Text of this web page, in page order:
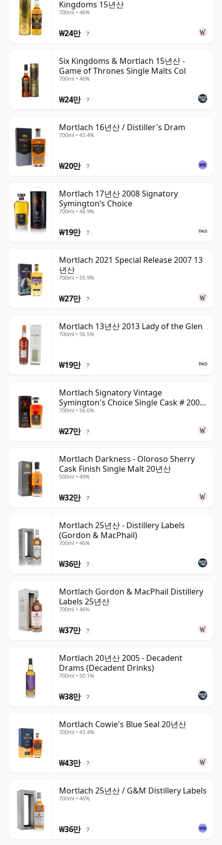
Kingdoms 15년산
700ml • 46%
₩24만 ?
Six Kingdoms & Mortlach 15년산 -
Game of Thrones Single Malts Col
700ml • 46%
₩24만 ?
Mortlach 16년산 / Distiller's Dram
700ml • 43.4%
₩20만 ?
Mortlach 17년산 2008 Signatory
Symington’s Choice
700ml • 48.9%
₩19만 ?
Mortlach 2021 Special Release 2007 13
년산
700ml • 55.9%
₩27만 ?
Mortlach 13년산 2013 Lady of the Glen
700ml • 56.5%
₩19만 ?
Mortlach Signatory Vintage
Symington's Choice Single Cask # 2007
17년산
700ml • 56.6%
₩27만 ?
Mortlach Darkness - Oloroso Sherry
Cask Finish Single Malt 20년산
500ml • 49%
₩32만 ?
Mortlach 25년산 - Distillery Labels
(Gordon & MacPhail)
700ml • 46%
₩36만 ?
Mortlach Gordon & MacPhail Distillery
Labels 25년산
700ml • 46%
₩37만 ?
Mortlach 20년산 2005 - Decadent
Drams (Decadent Drinks)
700ml • 50.1%
₩38만 ?
Mortlach Cowie's Blue Seal 20년산
700ml • 43.4%
₩43만 ?
Mortlach 25년산 / G&M Distillery Labels
700ml • 46%
₩36만 ?